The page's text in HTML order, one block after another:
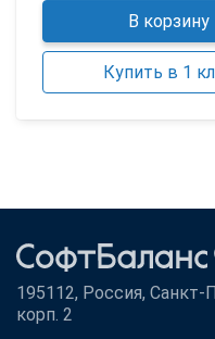
В корзину
Купить в 1
195112, Россия, Санкт-
корп. 2